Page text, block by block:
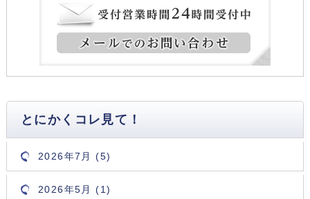
とにかくコレ見て！
2026年7月 (5)
2026年5月 (1)